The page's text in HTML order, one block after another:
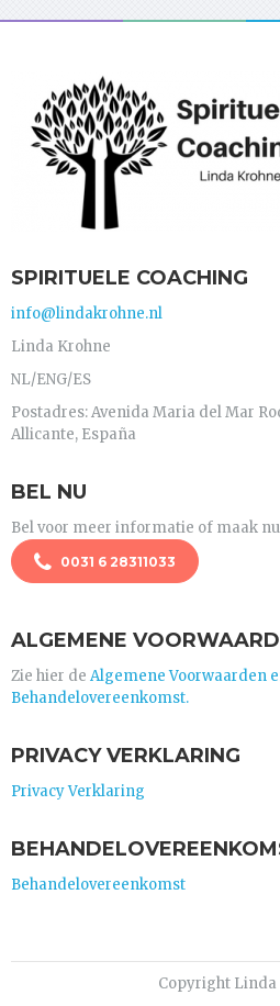
SPIRITUELE COACHING
info@lindakrohne.nl
Linda Krohne
NL/ENG/ES
Postadres: Avenida Maria del Mar
Allicante, España
BEL NU
Bel voor meer informatie of maak
0031 6 28311033
ALGEMENE
Zie hier de Algemene Voorwaarden
Behandelovereenkomst.
PRIVACY VERKLARING
Privacy Verklaring
Behandelovereenkomst
Copyright Linda